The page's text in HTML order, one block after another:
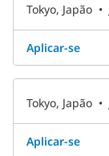
Tokyo, Japão •
Aplicar-se ​
Tokyo, Japão •
Aplicar-se ​